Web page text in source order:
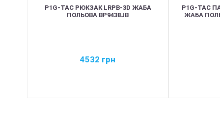
P1G-TAC РЮКЗАК LRPB-3D ЖАБА
ПОЛЬОВА BP9438JB
4532 грн
P1G-TAC
ЖАБА